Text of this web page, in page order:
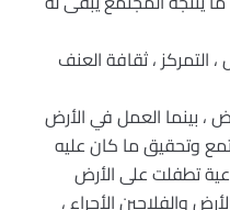
، ثقافة العنف
، بينما العمل في الأرض
وتحقيق ما كان عليه
تطفلت على الأرض
والفلاحين الأجراء ،